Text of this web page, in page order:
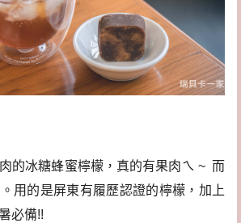
的冰糖蜂蜜檸檬，真的有果肉ㄟ ~ 而
用的是屏東有履歷認證的檸檬，加上
必備!!